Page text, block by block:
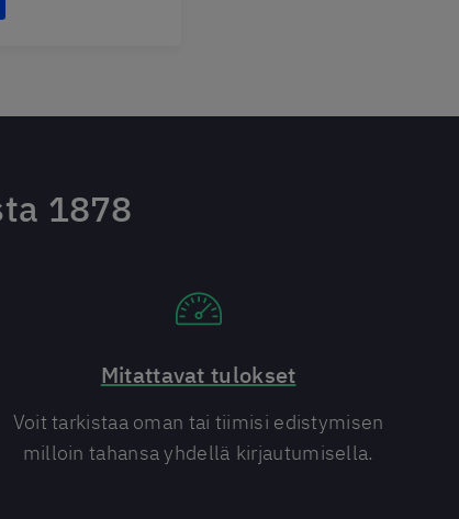
1878
Mitattavat tulokset
Voit tarkistaa oman tai tiimisi edistymisen
milloin tahansa yhdellä kirjautumisella.